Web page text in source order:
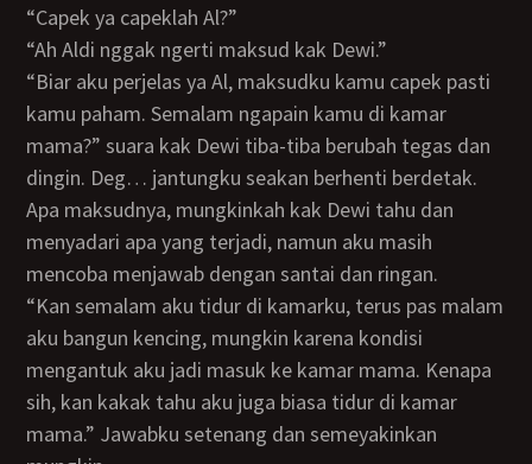
“Capek ya capeklah Al?”
“Ah Aldi nggak ngerti maksud kak Dewi.”
“Biar aku perjelas ya Al, maksudku kamu capek pasti
kamu paham. Semalam ngapain kamu di kamar
mama?” suara kak Dewi tiba-tiba berubah tegas dan
dingin. Deg… jantungku seakan berhenti berdetak.
Apa maksudnya, mungkinkah kak Dewi tahu dan
menyadari apa yang terjadi, namun aku masih
mencoba menjawab dengan santai dan ringan.
“Kan semalam aku tidur di kamarku, terus pas malam
aku bangun kencing, mungkin karena kondisi
mengantuk aku jadi masuk ke kamar mama. Kenapa
sih, kan kakak tahu aku juga biasa tidur di kamar
mama.” Jawabku setenang dan semeyakinkan